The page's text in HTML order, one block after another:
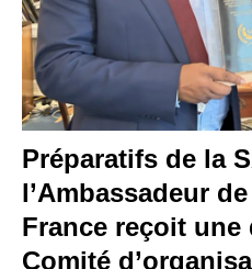
Préparatifs de la
l’Ambassadeur
France reçoit une
Comité